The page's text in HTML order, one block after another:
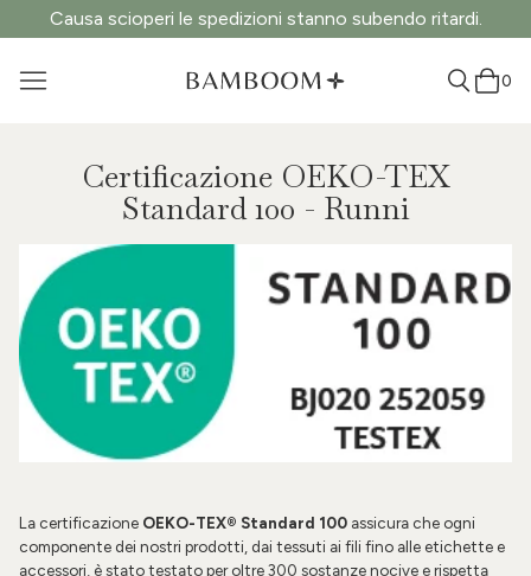
Causa scioperi le spedizioni stanno subendo ritardi.
0
Certificazione OEKO-TEX
Standard 100 - Runni
La certificazione OEKO-TEX® Standard 100 assicura che ogni
componente dei nostri prodotti, dai tessuti ai fili fino alle etichette e
accessori, è stato testato per oltre300 sostanze nocive e rispetta